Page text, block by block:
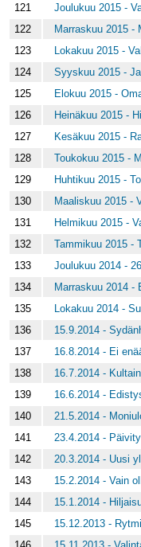
121
Joulukuu 2015 -
122
Marraskuu 2015 -
123
Lokakuu 2015 -
124
Syyskuu 2015 -
125
Elokuu 2015 -
126
Heinäkuu 2015 -
127
Kesäkuu 2015 -
128
Toukokuu 2015 -
129
Huhtikuu 2015 -
130
Maaliskuu 2015 -
131
Helmikuu 2015 -
132
Tammikuu 2015 -
133
Joulukuu 2014 -
134
Marraskuu 2014 -
135
Lokakuu 2014 -
136
15.9.2014 -
137
16.8.2014 - Ei
138
16.7.2014 -
139
16.6.2014 -
140
21.5.2014 -
141
23.4.2014 -
142
20.3.2014 - Uusi
143
15.2.2014 - Vain
144
15.1.2014 -
145
15.12.2013 -